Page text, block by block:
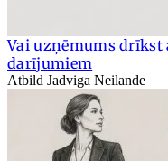
Vai uzņēmums drīkst
darījumiem
Atbild Jadviga Neilande